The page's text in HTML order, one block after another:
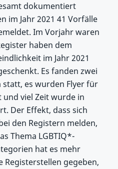
dokumentiert
im Jahr 2021 41 Vorfälle
Im Vorjahr waren
haben dem
im Jahr 2021
Es fanden zwei
es wurden Flyer für
viel Zeit wurde in
Der Effekt, dass sich
den Registern melden,
Thema LGBTIQ*-
hat es mehr
gegeben,